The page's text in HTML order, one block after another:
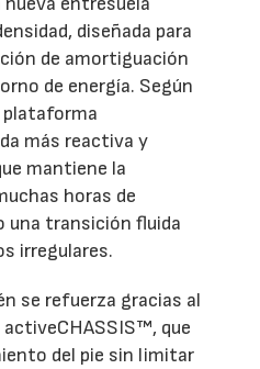
diseñada para
de amortiguación
de energía. Según
plataforma
más reactiva y
mantiene la
horas de
una transición fluida
irregulares.
se refuerza gracias al
que
del pie sin limitar